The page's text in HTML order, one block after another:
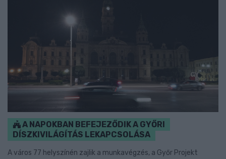
A NAPOKBAN BEFEJEZŐDIK A GYŐRI
DÍSZKIVILÁGÍTÁS LEKAPCSOLÁSA
A város 77 helyszínén zajlik a munkavégzés, a Győr Projekt